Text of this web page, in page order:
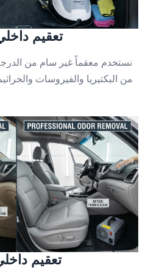
تعقيم
من البكتيريا والفيروسات
تعقيم